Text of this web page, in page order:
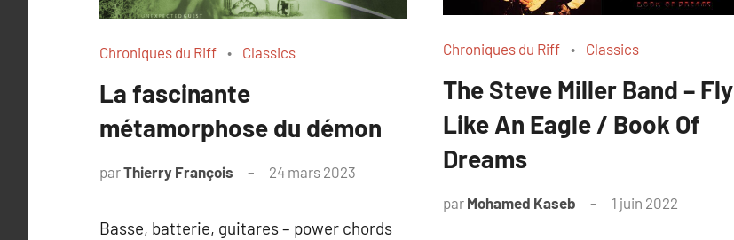
Chroniques du Riff Classics
La fascinante
métamorphose du démon
parThierry François 24 mars 2023
Basse, batterie, guitares – power chords
Chroniques du Riff Classics
The Steve Miller Band – Fly
Like An Eagle / Book Of
Dreams
par Mohamed Kaseb 1 juin 2022